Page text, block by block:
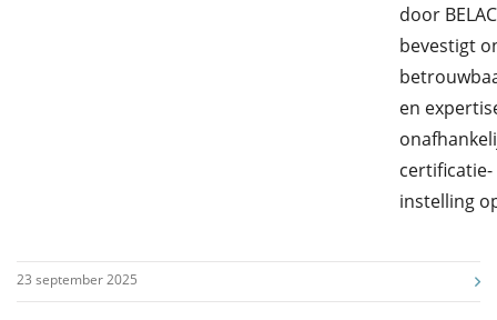
door BELAC
bevestigt
en
certificatie-
instelling
23 september 2025